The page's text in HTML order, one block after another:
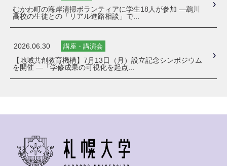
むかわ町の海岸清掃ボランティアに学生18人が参加 ―鵡川
高校の生徒との「リアル進路相談」で...
2026.06.30 講座・講演会
【地域共創教育機構】7月13日（月）設立記念シンポジウム
を開催 ―「学修成果の可視化を起点...